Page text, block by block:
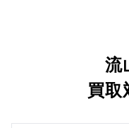
流
買取